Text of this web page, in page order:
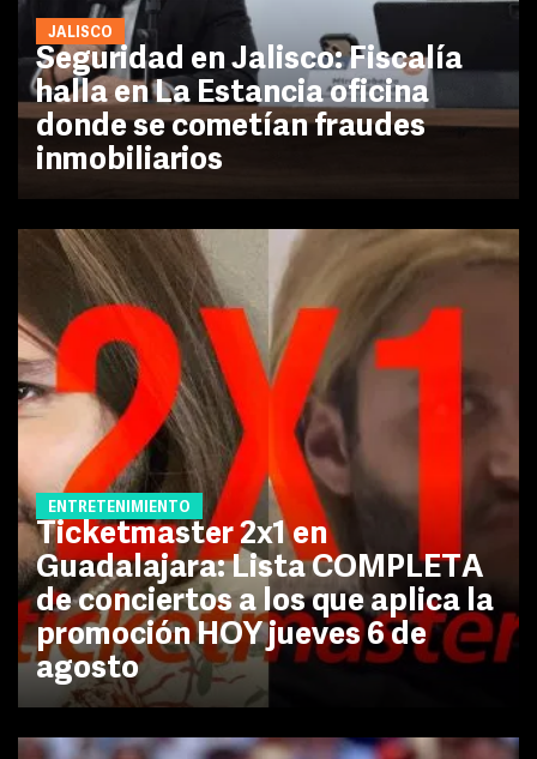
JALISCO
Seguridad en Jalisco: Fiscalía
halla en La Estancia oficina
donde se cometían fraudes
inmobiliarios
ENTRETENIMIENTO
Ticketmaster 2x1 en
Guadalajara: Lista COMPLETA
de conciertos a los que aplica la
promoción HOY jueves 6 de
agosto